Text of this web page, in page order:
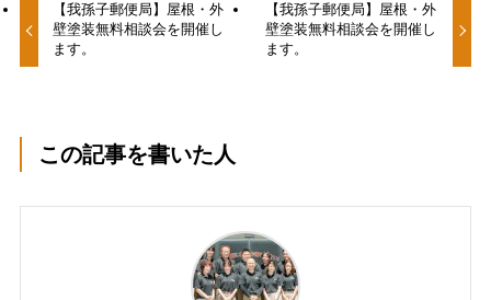
【我孫子郵便局】屋根・外
壁塗装無料相談会を開催し
ます。
【我孫子郵便局】屋根・外
壁塗装無料相談会を開催し
ます。
この記事を書いた人